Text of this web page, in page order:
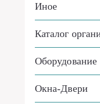
Иное
Каталог
Оборудование
Окна-Двери